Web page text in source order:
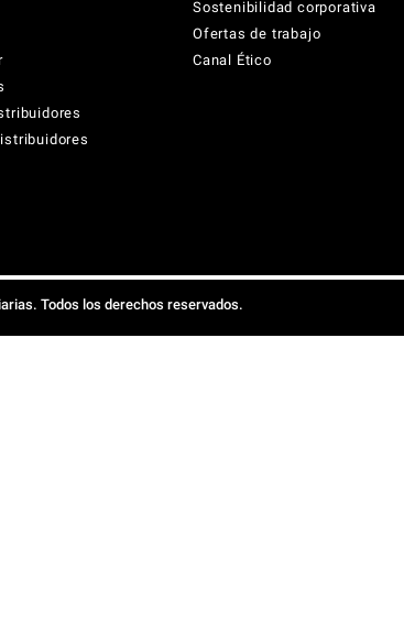
Sostenibilidad corporativa
Ofertas de trabajo
Canal Ético
Todos los derechos reservados.